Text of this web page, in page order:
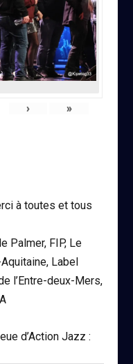
› »
à toutes et tous
Palmer, FIP, Le
Label
l’Entre-deux-Mers,
d’Action Jazz :